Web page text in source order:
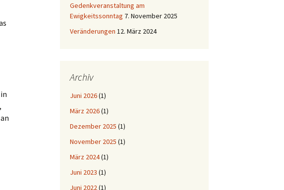
Gedenkveranstaltung am
Ewigkeitssonntag 7. November 2025
Veränderungen 12. März 2024
Archiv
Juni 2026(1)
März 2026(1)
Dezember 2025 (1)
November 2025 (1)
März 2024(1)
Juni 2023 (1)
Juni 2022(1)